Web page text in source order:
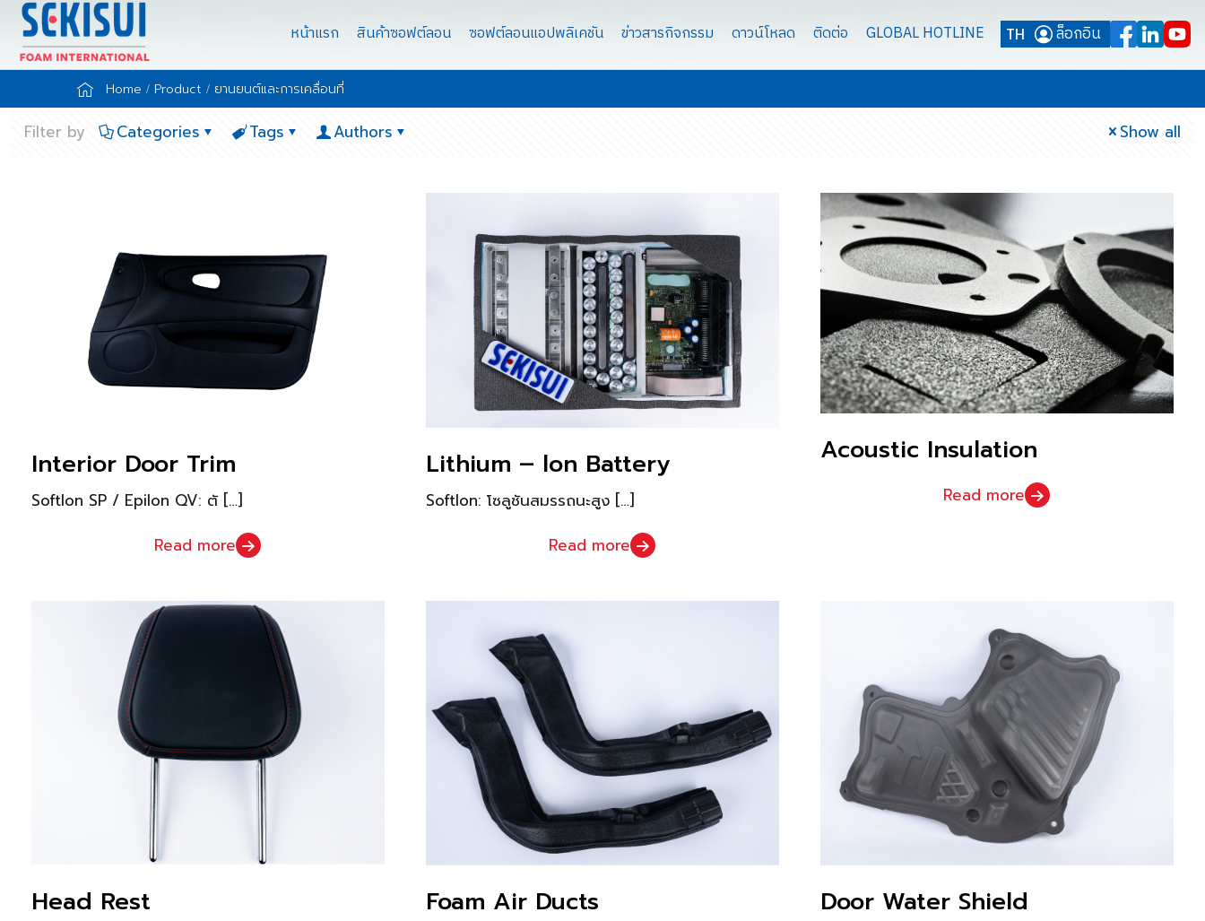
หน้าแรก สินค้าซอฟต์ลอน ซอฟต์ลอนแอปพลิเคชัน ข่าวสารกิจกรรม ดาวน์โหลด ติดต่อ GLOBAL HOTLINE TH ล็อกอิน
Home Product ยานยนต์และการเคลื่อนที่
Filter by Categories Tags Authors Show all
Interior Door Trim
Softlon SP / Epilon QV: ตั[…]
Read more
Lithium – lon Battery
Softlon: โซลูชันสมรรถนะสูง […]
Read more
Acoustic Insulation
Read more
Head Rest Foam Air Ducts Door Water Shield